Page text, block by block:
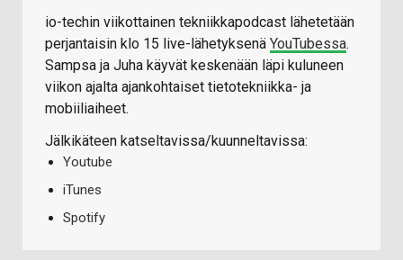
io-techin viikottainen tekniikkapodcast lähetetään
perjantaisin klo 15 live-lähetyksenä YouTubessa.
Sampsa ja Juha käyvät keskenään läpi kuluneen
viikon ajalta ajankohtaiset tietotekniikka- ja
mobiiliaiheet.
Jälkikäteen katseltavissa/kuunneltavissa:
Youtube
iTunes
Spotify